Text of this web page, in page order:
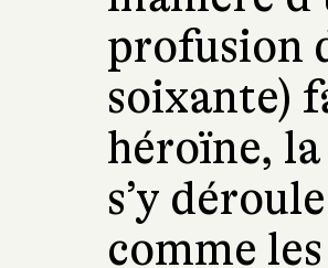
profusion
soixante)
héroïne,
s’y
comme